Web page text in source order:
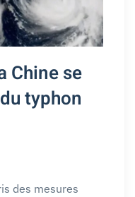
Chine se
typhon
des mesures